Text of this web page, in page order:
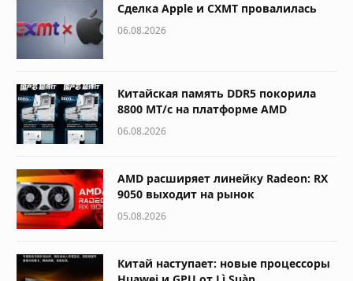
Сделка Apple и CXMT провалилась
06.08.2026
Китайская память DDR5 покорила
8800 МТ/с на платформе AMD
06.08.2026
AMD расширяет линейку Radeon: RX
9050 выходит на рынок
05.08.2026
Китай наступает: новые процессоры